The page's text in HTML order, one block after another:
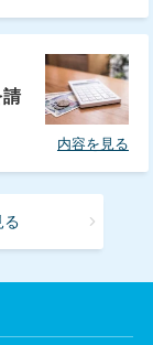
内容を見る
る